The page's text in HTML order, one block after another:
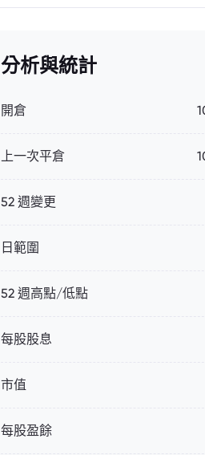
分析與統計
開倉
上一次平倉
52 週變更
日範圍
52 週高點/低點
每股股息
市值
每股盈餘